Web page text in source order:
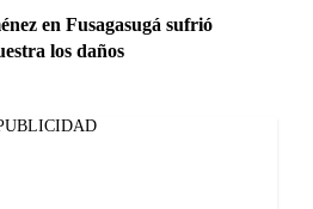
en Fusagasugá sufrió
los daños